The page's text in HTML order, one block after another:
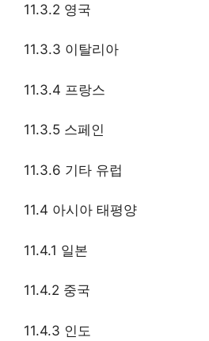
11.3.2 영국
11.3.3 이탈리아
11.3.4 프랑스
11.3.5 스페인
11.3.6 기타 유럽
11.4 아시아 태평양
11.4.1 일본
11.4.2 중국
11.4.3 인도